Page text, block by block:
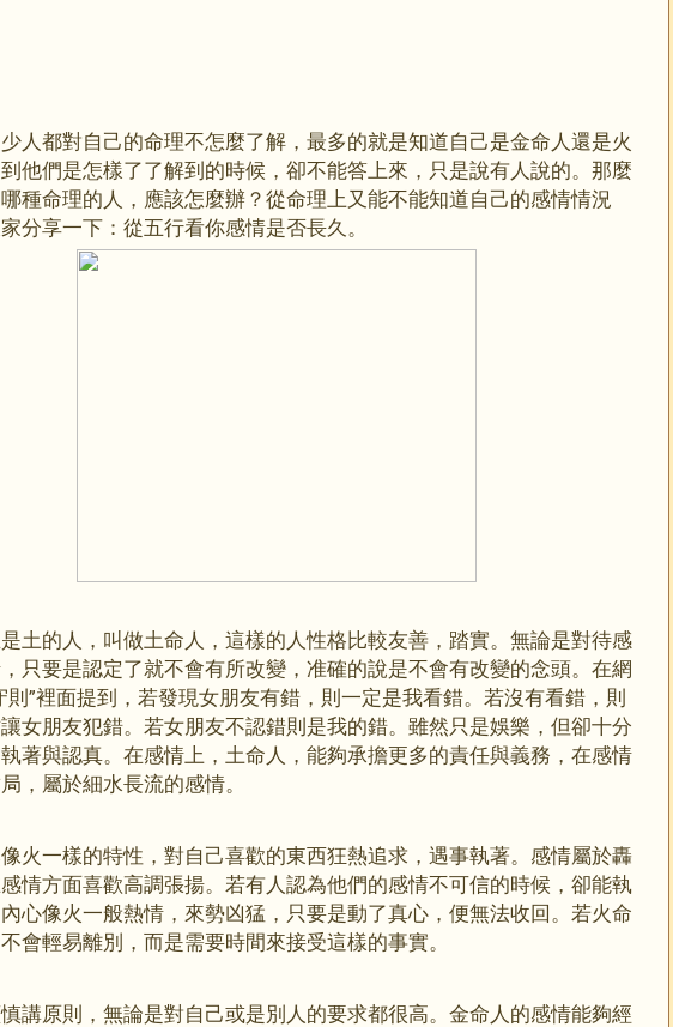
人都對自己的命理不怎麼了解，最多的就是知道自己是金命人還是火
他們是怎樣了了解到的時候，卻不能答上來，只是說有人說的。那麼
種命理的人，應該怎麼辦？從命理上又能不能知道自己的感情情況
分享一下：從五行看你感情是否長久。
土的人，叫做土命人，這樣的人性格比較友善，踏實。無論是對待感
只要是認定了就不會有所改變，准確的說是不會有改變的念頭。在網
則”裡面提到，若發現女朋友有錯，則一定是我看錯。若沒有看錯，則
女朋友犯錯。若女朋友不認錯則是我的錯。雖然只是娛樂，但卻十分
著與認真。在感情上，土命人，能夠承擔更多的責任與義務，在感情
，屬於細水長流的感情。
火一樣的特性，對自己喜歡的東西狂熱追求，遇事執著。感情屬於轟
情方面喜歡高調張揚。若有人認為他們的感情不可信的時候，卻能執
心像火一般熱情，來勢凶猛，只要是動了真心，便無法收回。若火命
會輕易離別，而是需要時間來接受這樣的事實。
講原則，無論是對自己或是別人的要求都很高。金命人的感情能夠經